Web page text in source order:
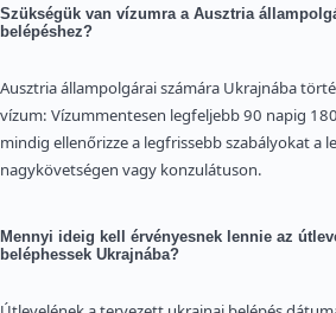
Szükségük van vízumra a Ausztria
belépéshez?
Ausztria állampolgárai számára Ukrajnába
vízum: Vízummentesen legfeljebb 90 napig
mindig ellenőrizze a legfrissebb szabályokat a
nagykövetségen vagy konzulátuson.
Mennyi ideig kell érvényesnek lennie az
beléphessek Ukrajnába?